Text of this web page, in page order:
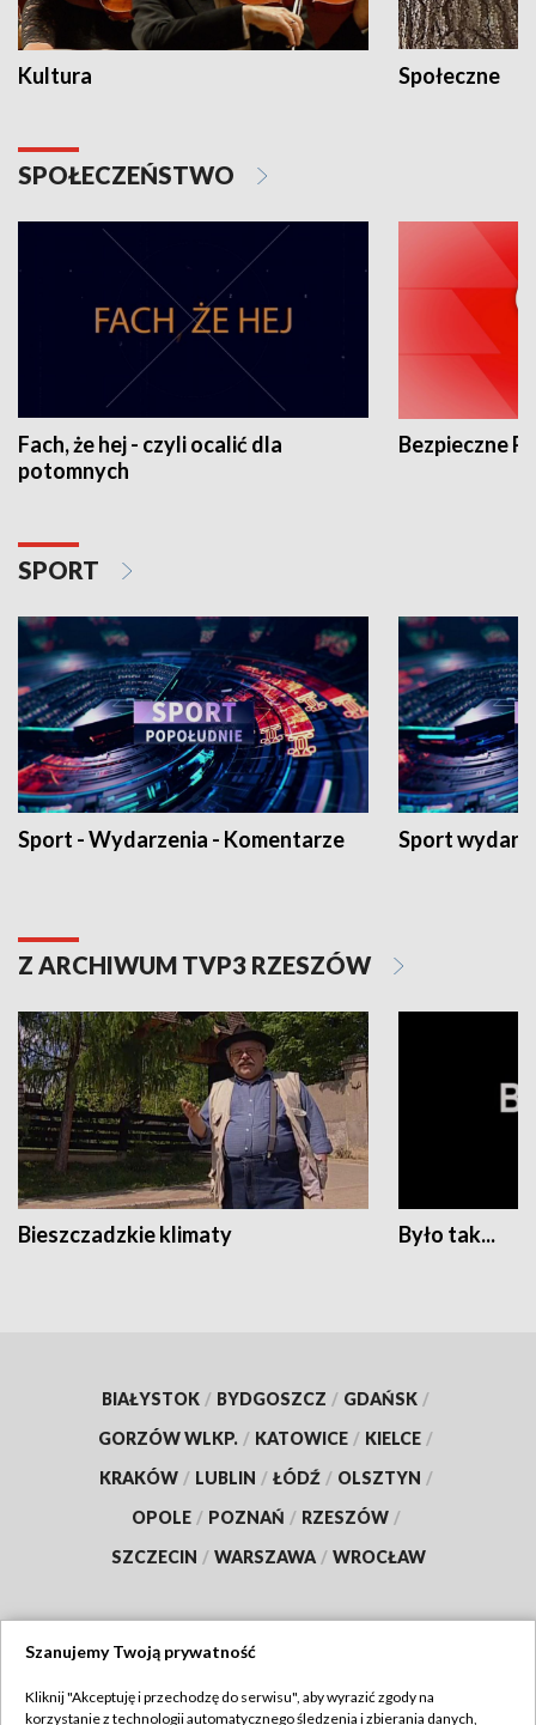
Kultura Społeczne
SPOŁECZEŃSTWO
Fach, że hej - czyli ocalić dla
potomnych
Bezpieczne
SPORT
Sport - Wydarzenia - Komentarze Sport
Z ARCHIWUM TVP3 RZESZÓW
Bieszczadzkie klimaty Było tak...
BIAŁYSTOK / BYDGOSZCZ / GDAŃSK /
GORZÓW WLKP. / KATOWICE / KIELCE /
KRAKÓW / LUBLIN / ŁÓDŹ / OLSZTYN /
OPOLE / POZNAŃ / RZESZÓW /
SZCZECIN / WARSZAWA / WROCŁAW
Szanujemy Twoją prywatność
Kliknij "Akceptuję i przechodzę do serwisu", aby wyrazić zgody na
korzystanie z technologii automatycznego śledzenia i zbierania danych,